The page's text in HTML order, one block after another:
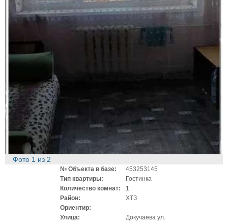
Фото 1 из 2
№ Объекта в базе:
453253145
Тип квартиры:
Гостинка
Количество комнат:
1
Район:
ХТЗ
Ориентир:
Улица:
Докучаева ул.